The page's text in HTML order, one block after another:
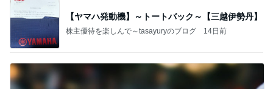
【ヤマハ発動機】～トートバック～【三越伊勢丹】
株主優待を楽しんで～tasayuryのブログ 14日前